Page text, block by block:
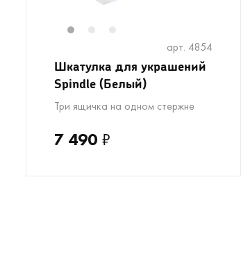
арт. 4854
Шкатулка для украшений
Spindle (Белый)
Три ящичка на одном стержне
7 490 ₽